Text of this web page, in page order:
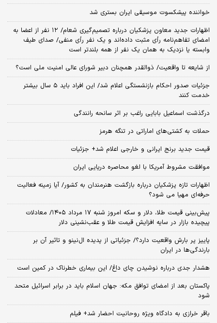
خواننده پیشکسوت موسیقی ایران بستری شد
اظهارات جدید معاون پزشکیان درباره تصمیم‌گیری شعام/ ۱۲ نفر از اعضا به
امضای تفاهم‌نامه رأی مثبت داده‌اند و یک نفر رأی منفی/ صدای طیف
وابسته یا نزدیک به همان یک نفر از همه بلندتر است
از شایعه تا واقعیت/ ذوالقدر همچنان دبیر شورای ‌عالی امنیت ملی است؟
جزئیات صدور احکام بازنشستگی اعلام شد/ این افراد باید ۵ سال بیشتر
خدمت کنند
درگذشت اسماعیل بابایی راغب بر اثر سانحه رانندگی
حملات به کشتی‌های اماراتی در تنگه هرمز
قیمت جدید برنج ایرانی و خارجی اعلام شد+ جزئیات
موافقت مشروط آمریکا با لغو محاصره دریایی ایران
اظهارات تازه پزشکیان درباره بازگشت هنرمندان به کشور/ آیا زمینه فعالیت
حرفه‌ای مهیا می شود؟
پیش‌بینی قیمت طلا، دلار و سکه امروز شنبه ۱۷ مرداد ۱۴۰۵/ معادلات
پیچیده بازار در سایه افزایش قیمت طلا و عقب‌نشینی دلار
پاییز پر بارش واقعیت دارد؟/ جزئیاتی از پدیده ال‌نینو و تاثیر آن بر
بارندگی‌ها در ایران
هشدار جدی درباره نوشیدن چای داغ/ این بیماری خطرناک در کمین است
پاکستان بعد از امضای توافق مکه: جهان اسلام باید در برابر اسرائیل متحد
شود
باقر خرازی به دادگاه ویژه روحانیت احضار شد+ فیلم